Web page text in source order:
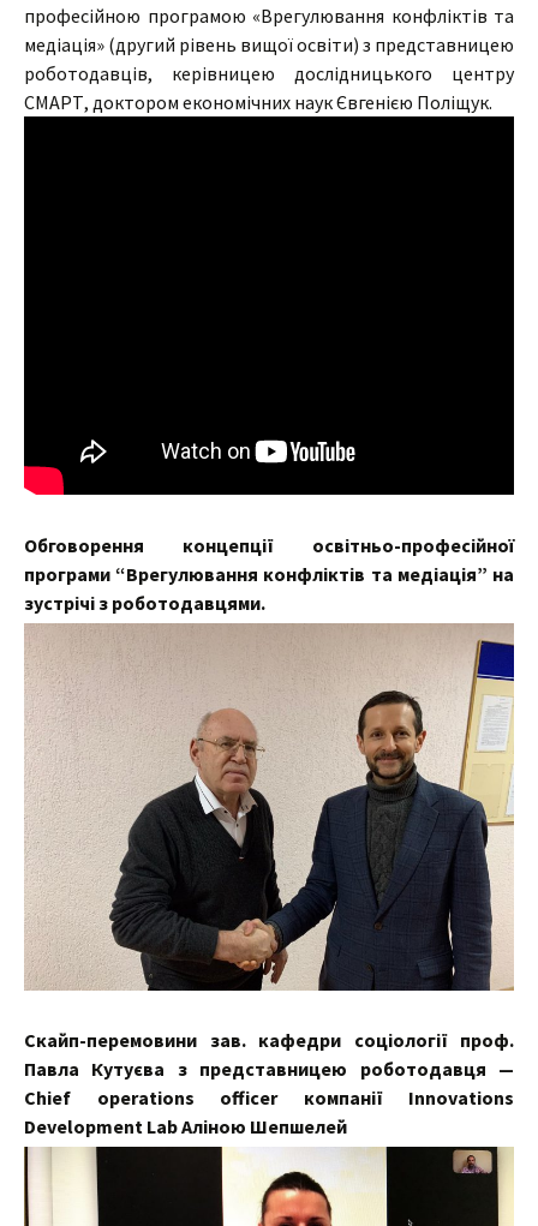
професійною програмою «Врегулювання конфліктів та
медіація» (другий рівень вищої освіти) з представницею
роботодавців, керівницею дослідницького центру
СМАРТ, доктором економічних наук Євгенією Поліщук.
Обговорення концепції освітньо-професійної
програми “Врегулювання конфліктів та медіація” на
зустрічі з роботодавцями.
Скайп-перемовини зав. кафедри соціології проф.
Павла Кутуєва з представницею роботодавця —
Chief operations officer компанії Innovations
Development Lab Аліною Шепшелей